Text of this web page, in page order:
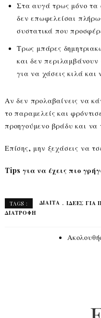
Στα αυγά τρως μόνο τα
δεν επωφελείσαι
συστατικά που
Τρως μπάρες
και δεν περιλαμβάνουν
για να χάσεις κιλά και
Αν δεν προλαβαίνεις να
το παραμελείς και
προηγούμενο βράδυ και να
Επίσης, μην ξεχάσεις να
Tips για να έχεις πιο
TAGS : ΔΊΑΙΤΑ ΙΔΕΕΣ ΓΙΑ
ΔΙΑΤΡΟΦΗ